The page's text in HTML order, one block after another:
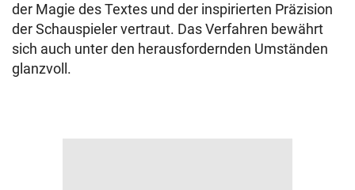
der Magie des Textes und der inspirierten Präzision
der Schauspieler vertraut. Das Verfahren bewährt
sich auch unter den herausfordernden Umständen
glanzvoll.